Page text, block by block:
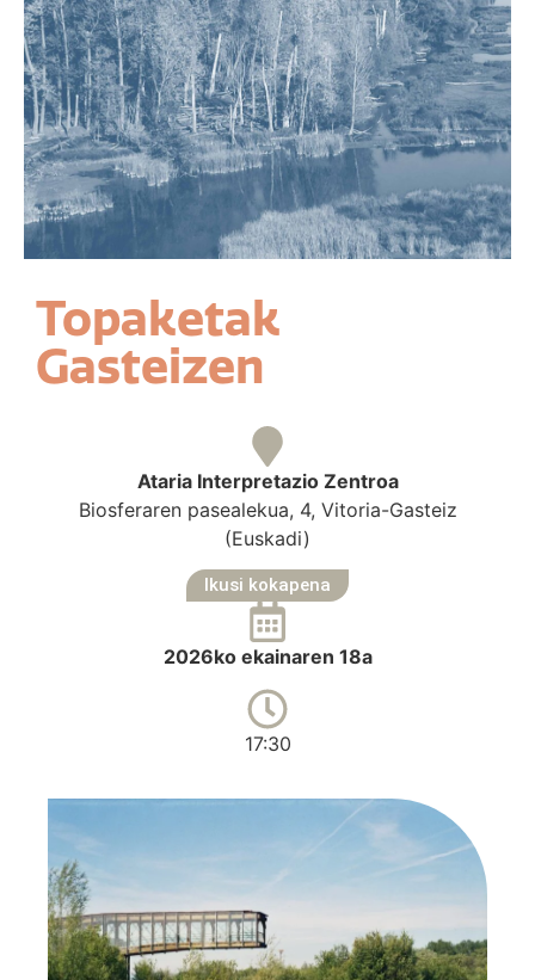
Topaketak
Gasteizen
Ataria Interpretazio Zentroa
Biosferaren pasealekua, 4, Vitoria-Gasteiz
(Euskadi)
Ikusi kokapena
2026ko ekainaren 18a
17:30